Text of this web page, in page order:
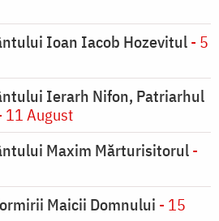
Ioan Iacob Hozevitul- 5
Ierarh Nifon, Patriarhul
11 August
Maxim Mărturisitorul-
Maicii Domnului - 15